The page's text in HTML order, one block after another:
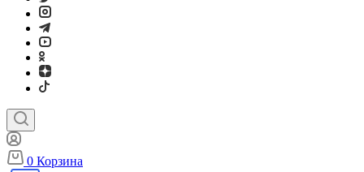
0 Корзина